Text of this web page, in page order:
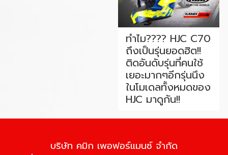
ทำไม???? HJC C70
ถึงเป็นรุ่นยอดฮิต!!
ติดอันดับรุ่นที่คนใช้
เยอะมากๆอีกรุ่นนึง
ในโมเดลทั้งหมดของ
HJC มาดูกัน!!
บริษัท คมิก เพอฟอร์แมนซ์ จำกัด